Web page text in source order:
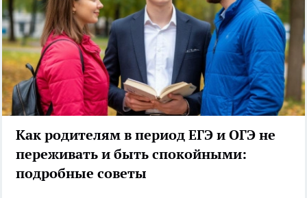
Как родителям в период ЕГЭ и ОГЭ не
переживать и быть спокойными:
подробные советы